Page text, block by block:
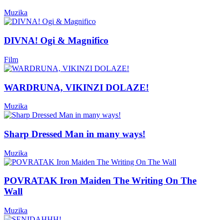
Muzika
DIVNA! Ogi & Magnifico
Film
WARDRUNA, VIKINZI DOLAZE!
Muzika
Sharp Dressed Man in many ways!
Muzika
POVRATAK Iron Maiden The Writing On The
Wall
Muzika